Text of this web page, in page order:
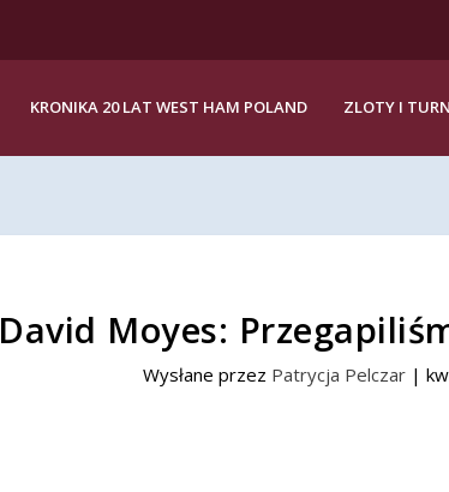
KRONIKA 20 LAT WEST HAM POLAND ZLOTY I
David Moyes:
Wysłane przez Patrycja Pelczar |